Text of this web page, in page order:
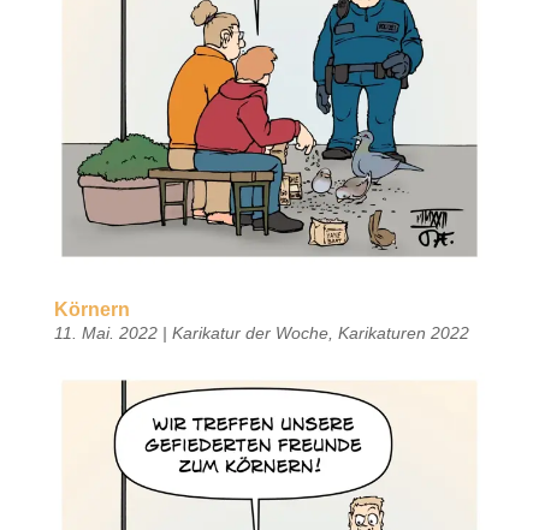
Körnern
11. Mai. 2022| Karikatur der Woche, Karikaturen 2022